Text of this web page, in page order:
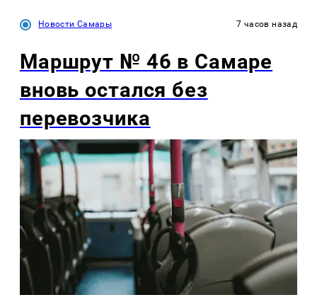
Новости Самары 7 часов назад
Маршрут № 46 в Самаре
вновь остался без
перевозчика